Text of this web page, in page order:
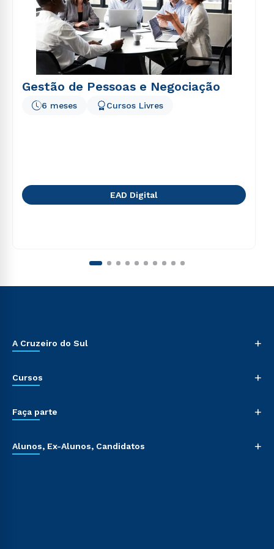
Gestão de Pessoas e Negociação
6 meses Cursos Livres
EAD Digital
A Cruzeiro do Sul +
Cursos +
Faça parte +
Alunos, Ex-Alunos, Candidatos +